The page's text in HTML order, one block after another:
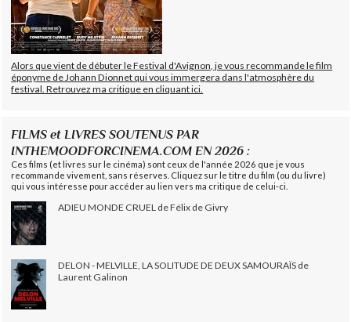
Alors que vient de débuter le Festival d'Avignon, je vous recommande le film
éponyme de Johann Dionnet qui vous immergera dans l'atmosphère du
festival. Retrouvez ma critique en cliquant ici.
FILMS et LIVRES SOUTENUS PAR
INTHEMOODFORCINEMA.COM EN 2026 :
Ces films (et livres sur le cinéma) sont ceux de l'année 2026 que je vous
recommande vivement, sans réserves. Cliquez sur le titre du film (ou du livre)
qui vous intéresse pour accéder au lien vers ma critique de celui-ci.
ADIEU MONDE CRUEL de Félix de Givry
DELON - MELVILLE, LA SOLITUDE DE DEUX SAMOURAÏS de
Laurent Galinon